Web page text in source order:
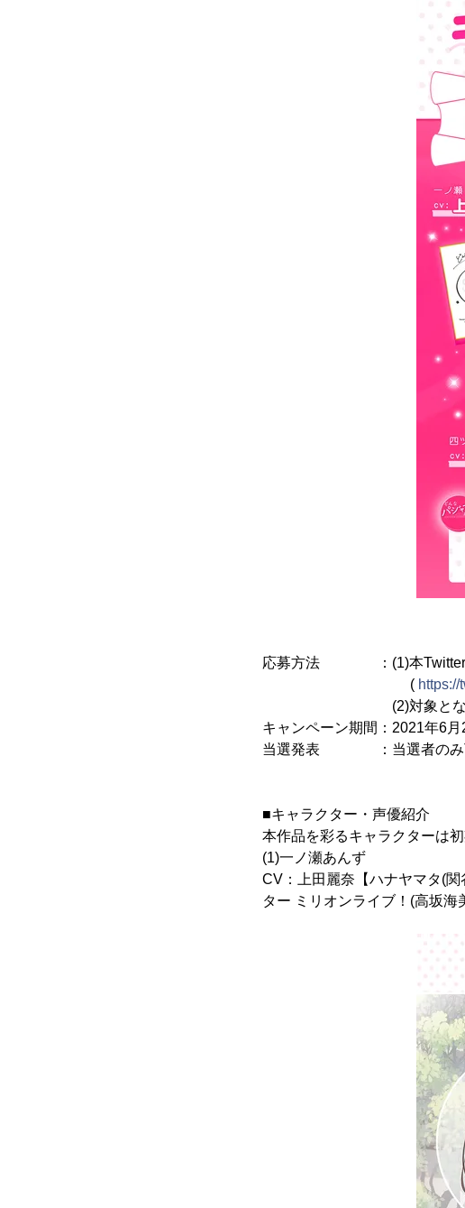
応募方法 ：(1)本Twitterア
(
(2)対象となるツイ
キャンペーン期間：2021年6
当選発表 ：当選者のみ
■キャラクター・声優紹介
本作品を彩るキャラクターは
(1)一ノ瀬あんず
CV：上田麗奈【ハナヤマタ(
ター ミリオンライブ！(高坂海